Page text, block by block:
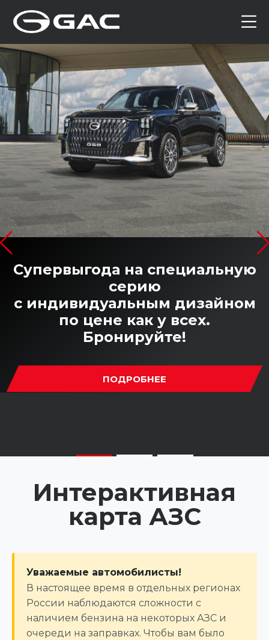
Супервыгода на специальную
серию
с индивидуальным дизайном
по цене как у всех.
Бронируйте!
ПОДРОБНЕЕ
Интерактивная
карта АЗС
Уважаемые автомобилисты!
В настоящее время в отдельных регионах
России наблюдаются сложности с
наличием бензина на некоторых АЗС и
очереди на заправках. Чтобы вам было